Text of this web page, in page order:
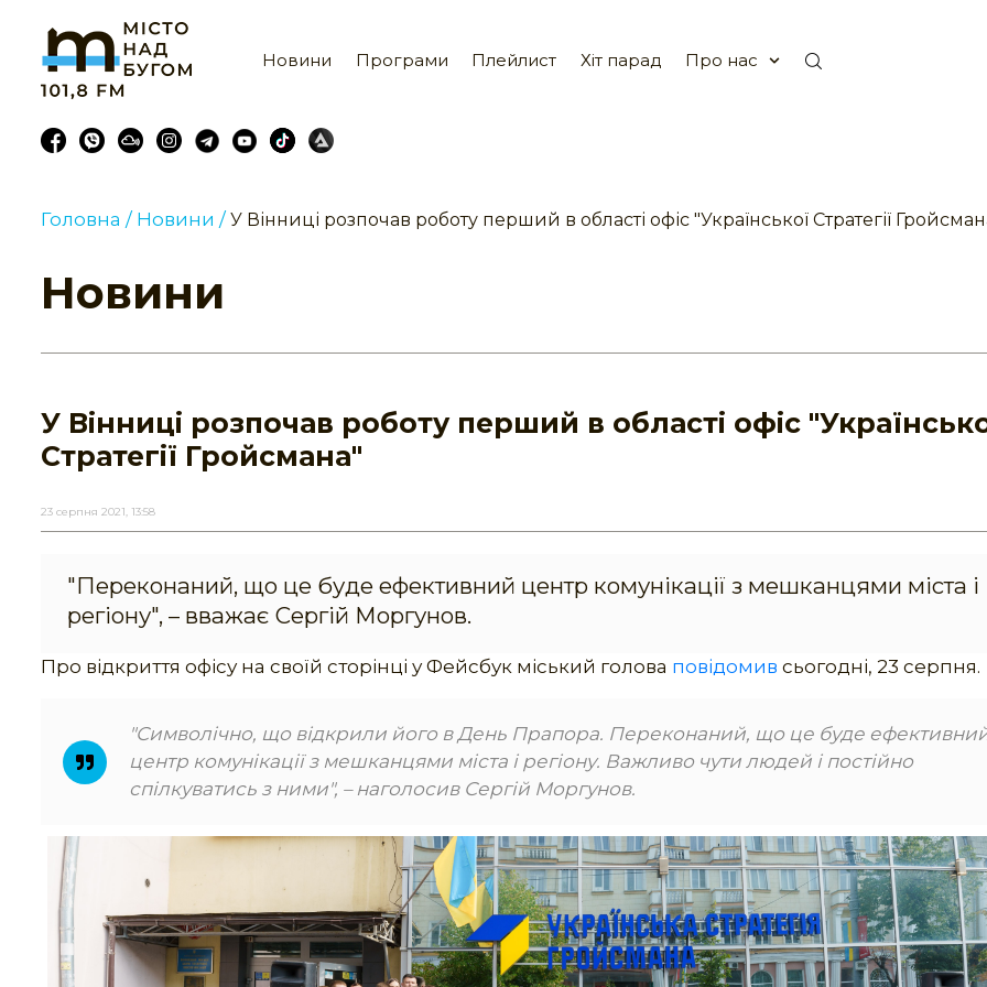
Новини Програми Плейлист Хіт парад Про нас
Головна / Новини / У Вінниці розпочав роботу перший в області офіс "Української Стратегії
Новини
У Вінниці розпочав роботу перший в області офіс
Стратегії Гройсмана"
23 серпня 2021, 13:58
"Переконаний, що це буде ефективний центр комунікації з мешканцями міста і
регіону", – вважає Сергій Моргунов.
Про відкриття офісу на своїй сторінці у Фейсбук міський голова повідомив сьогодні, 23 серпня.
"Символічно, що відкрили його в День Прапора. Переконаний, що це буде
центр комунікації з мешканцями міста і регіону. Важливо чути людей і постійно
спілкуватись з ними", – наголосив Сергій Моргунов.